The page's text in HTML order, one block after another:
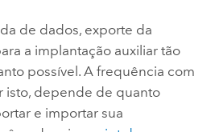
de dados, exporte da
a implantação auxiliar tão
possível. A frequência com
isto, depende de quanto
e importar sua